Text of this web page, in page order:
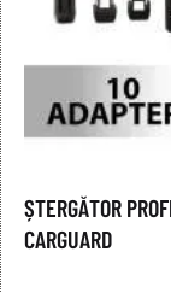
ȘTERGĂTOR
CARGUARD